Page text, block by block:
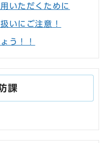
いただくために
いにご注意！
う！！
課